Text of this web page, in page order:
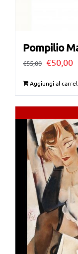
Pompilio
€55,00 Il
era:
€55,00.
€50,00Il
Aggiungi al